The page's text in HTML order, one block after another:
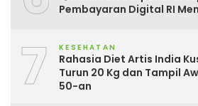
Pembayaran Digital RI
7 KESEHATAN
Rahasia Diet Artis India
Turun 20 Kg dan Tampil
50-an